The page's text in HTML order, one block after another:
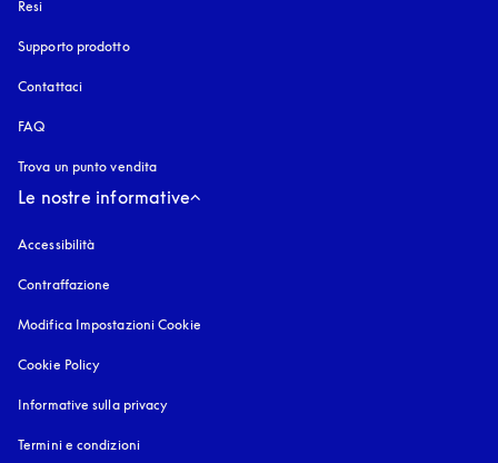
Resi
Supporto prodotto
Contattaci
FAQ
Trova un punto vendita
Le nostre informative
Accessibilità
Contraffazione
Modifica Impostazioni Cookie
Cookie Policy
Informative sulla privacy
Termini e condizioni